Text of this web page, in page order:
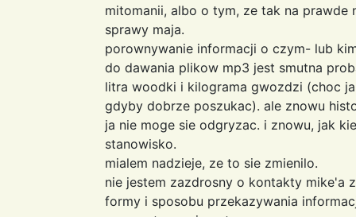
mitomanii, albo o tym, ze tak na
sprawy maja.
porownywanie informacji o czym- lub
do dawania plikow mp3 jest smutna
litra woodki i kilograma gwozdzi (choc
gdyby dobrze poszukac). ale znowu
ja nie moge sie odgryzac. i znowu, jak
stanowisko.
mialem nadzieje, ze to sie zmienilo.
nie jestem zazdrosny o kontakty mike'a
formy i sposobu przekazywania